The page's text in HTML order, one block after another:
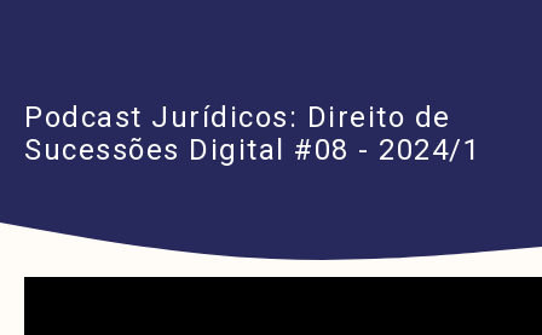
Podcast Jurídicos: Direito de
Sucessões Digital #08 - 2024/1